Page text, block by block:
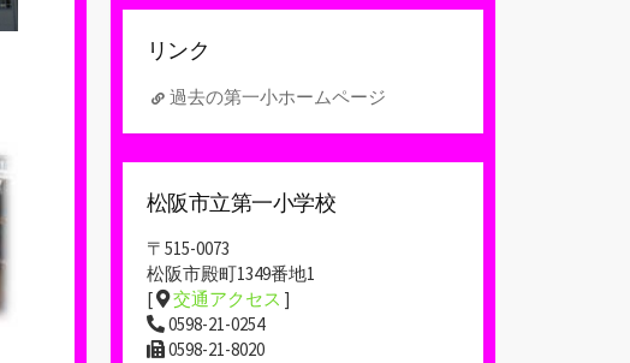
イ
リンク
過去の第一小ホームページ
松阪市立第一小学校
〒515-0073
松阪市殿町1349番地1
[
交通アクセス ]
0598-21-0254
0598-21-8020